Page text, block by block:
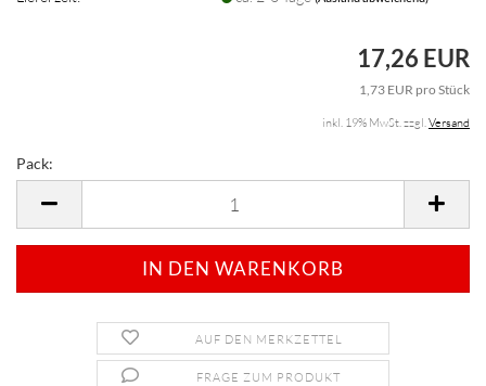
17,26 EUR
1,73 EUR pro Stück
inkl. 19% MwSt. zzgl.Versand
Pack:
AUF DEN MERKZETTEL
FRAGE ZUM PRODUKT